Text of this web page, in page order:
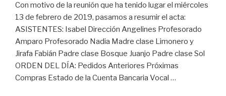
Con motivo de la reunión que ha tenido lugar el miércoles
13 de febrero de 2019, pasamos a resumir el acta:
ASISTENTES: Isabel Dirección Angelines Profesorado
Amparo Profesorado Nadia Madre clase Limonero y
Jirafa Fabián Padre clase Bosque Juanjo Padre clase Sol
ORDEN DEL DÍA: Pedidos Anteriores Próximas
Compras Estado de la Cuenta Bancaria Vocal …